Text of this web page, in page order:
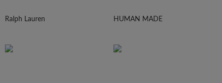
Ralph Lauren HUMAN MADE